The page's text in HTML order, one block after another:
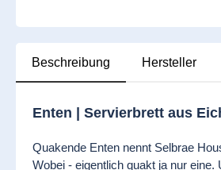
Beschreibung Hersteller
Enten | Servierbrett aus
Quakende Enten nennt Selbrae
Wobei - eigentlich quakt ja nur